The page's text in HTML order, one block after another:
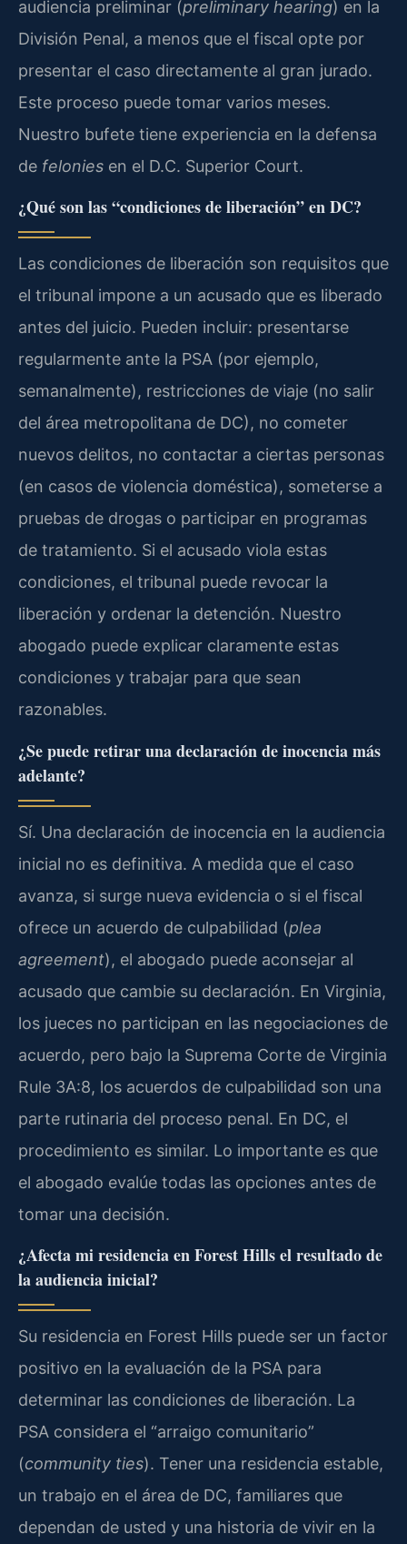
audiencia preliminar (preliminary hearing) en la
División Penal, a menos que el fiscal opte por
presentar el caso directamente al gran jurado.
Este proceso puede tomar varios meses.
Nuestro bufete tiene experiencia en la defensa
de felonies en el D.C. Superior Court.
¿Qué son las “condiciones de liberación” en DC?
Las condiciones de liberación son requisitos que
el tribunal impone a un acusado que es liberado
antes del juicio. Pueden incluir: presentarse
regularmente ante la PSA (por ejemplo,
semanalmente), restricciones de viaje (no salir
del área metropolitana de DC), no cometer
nuevos delitos, no contactar a ciertas personas
(en casos de violencia doméstica), someterse a
pruebas de drogas o participar en programas
de tratamiento. Si el acusado viola estas
condiciones, el tribunal puede revocar la
liberación y ordenar la detención. Nuestro
abogado puede explicar claramente estas
condiciones y trabajar para que sean
razonables.
¿Se puede retirar una declaración de inocencia más
adelante?
Sí. Una declaración de inocencia en la audiencia
inicial no es definitiva. A medida que el caso
avanza, si surge nueva evidencia o si el fiscal
ofrece un acuerdo de culpabilidad (plea
agreement), el abogado puede aconsejar al
acusado que cambie su declaración. En Virginia,
los jueces no participan en las negociaciones de
acuerdo, pero bajo la Suprema Corte de Virginia
Rule 3A:8, los acuerdos de culpabilidad son una
parte rutinaria del proceso penal. En DC, el
procedimiento es similar. Lo importante es que
el abogado evalúe todas las opciones antes de
tomar una decisión.
¿Afecta mi residencia en Forest Hills el resultado de
la audiencia inicial?
Su residencia en Forest Hills puede ser un factor
positivo en la evaluación de la PSA para
determinar las condiciones de liberación. La
PSA considera el “arraigo comunitario”
(community ties). Tener una residencia estable,
un trabajo en el área de DC, familiares que
dependan de usted y una historia de vivir en la